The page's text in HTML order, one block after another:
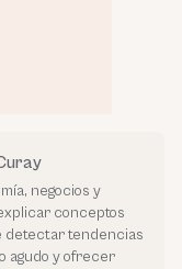
negocios y
conceptos
detectar tendencias
agudo y ofrecer